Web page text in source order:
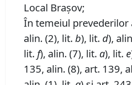
Local Brașov;
În temeiul prevederilor
alin. (2), lit. b), lit. d),
lit. f), alin. (7), lit. a), lit. e
135, alin. (8), art. 139,